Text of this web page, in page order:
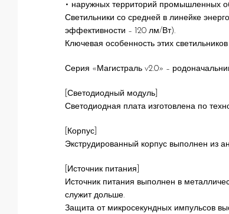
• наружных территорий промышленных
Светильники со средней в линейке
эффективности – 120 лм/Вт).
Ключевая особенность этих
Серия «Магистраль v2.0» –
[Светодиодный модуль]
Светодиодная плата изготовлена по
[Корпус]
Экструдированный корпус выполнен из
[Источник питания]
Источник питания выполнен в
служит дольше.
Защита от микросекундных импульсов